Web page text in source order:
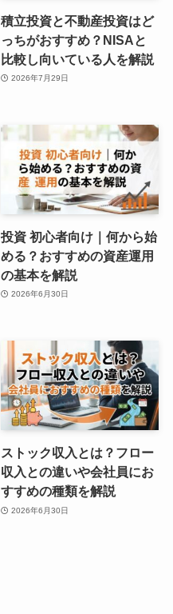
積立投資と不動産投資はど
っちがおすすめ？NISAと
比較し向いている人を解説
2026年7月29日
投資 初心者向け｜何から始
める？おすすめの資産運用
の基本を解説
2026年6月30日
ストック収入とは？フロー
収入との違いや会社員にお
すすめの種類を解説
2026年6月30日